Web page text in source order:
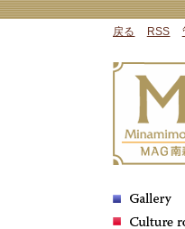
戻る RSS